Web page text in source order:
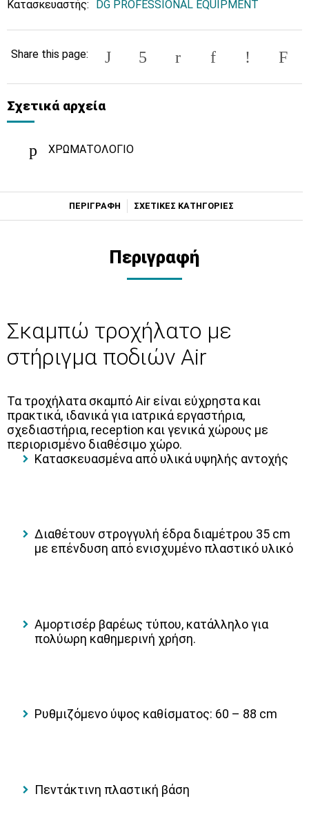
Κατασκευαστής: DG PROFESSIONAL EQUIPMENT
Share this page:
Σχετικά αρχεία
ΧΡΩΜΑΤΟΛΟΓΙΟ
ΠΕΡΙΓΡΑΦΗ ΣΧΕΤΙΚΕΣ ΚΑΤΗΓΟΡΙΕΣ
Περιγραφή
Σκαμπώ τροχήλατο με
στήριγμα ποδιών Air
Τα τροχήλατα σκαμπό Air είναι εύχρηστα και
πρακτικά, ιδανικά για ιατρικά εργαστήρια,
σχεδιαστήρια, reception και γενικά χώρους με
περιορισμένο διαθέσιμο χώρο.
Κατασκευασμένα από υλικά υψηλής αντοχής
Διαθέτουν στρογγυλή έδρα διαμέτρου 35 cm
με επένδυση από ενισχυμένο πλαστικό υλικό
Αμορτισέρ βαρέως τύπου, κατάλληλο για
πολύωρη καθημερινή χρήση.
Ρυθμιζόμενο ύψος καθίσματος: 60 – 88 cm
Πεντάκτινη πλαστική βάση